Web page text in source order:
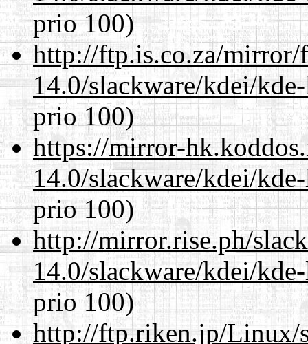
prio 100)
http://ftp.is.co.za/mirror/
14.0/slackware/kdei/
prio 100)
https://mirror-
14.0/slackware/kdei/
prio 100)
http://mirror.rise.ph/
14.0/slackware/kdei/
prio 100)
http://ftp.riken.jp/Linux/